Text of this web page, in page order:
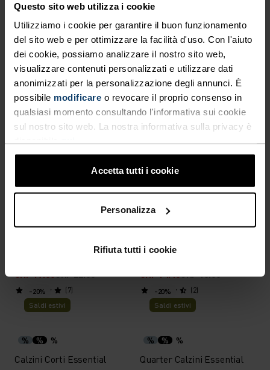
Questo sito web utilizza i cookie
Utilizziamo i cookie per garantire il buon funzionamento
del sito web e per ottimizzare la facilità d'uso. Con l'aiuto
dei cookie, possiamo analizzare il nostro sito web,
visualizzare contenuti personalizzati e utilizzare dati
anonimizzati per la personalizzazione degli annunci. È
possibile modificare o revocare il proprio consenso in
qualsiasi momento consultando l'informativa sui cookie
sul nostro sito web. La nostra informativa sulla privacy è
Accetta tutti i cookie
Personalizza
Rifiuta tutti i cookie
CHF 16.00CHF 20.00
Performance Run
CHF 16.00CHF 20.00
-20%
%
Marsupio Sports Utility
Waistband
-20%
% %
Calzini Corti Performance
Run
Saldi estivi
%
Crew Calzini Performance
CHF 17.60CHF 22.00
(7)
Saldi estivi
% %
Crew Calzini Essential
CHF 14.40CHF 18.00
(2)
-20%
Saldi estivi
% % %
Calzini Corti Essential
-20%
Saldi estivi
% % %
Quarter Calzini Essential